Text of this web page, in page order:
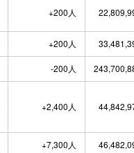
+200人
+200人
-200人
+2,400人
+7,300人